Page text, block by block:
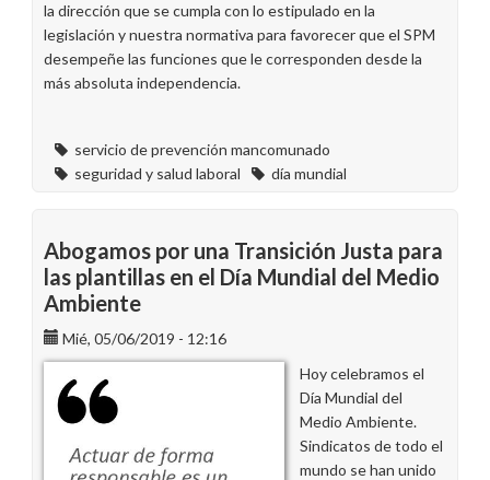
la dirección que se cumpla con lo estipulado en la
legislación y nuestra normativa para favorecer que el SPM
desempeñe las funciones que le corresponden desde la
más absoluta independencia.
servicio de prevención mancomunado
seguridad y salud laboral
día mundial
Abogamos por una Transición Justa para
las plantillas en el Día Mundial del Medio
Ambiente
Mié, 05/06/2019 - 12:16
Hoy celebramos el
Día Mundial del
Medio Ambiente.
Sindicatos de todo el
mundo se han unido